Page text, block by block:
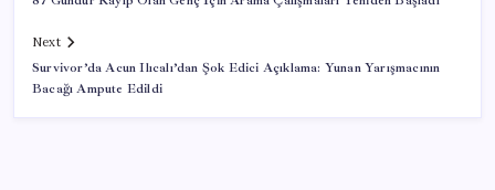
Next
Survivor’da Acun Ilıcalı’dan Şok Edici Açıklama: Yunan Yarışmacının
Bacağı Ampute Edildi